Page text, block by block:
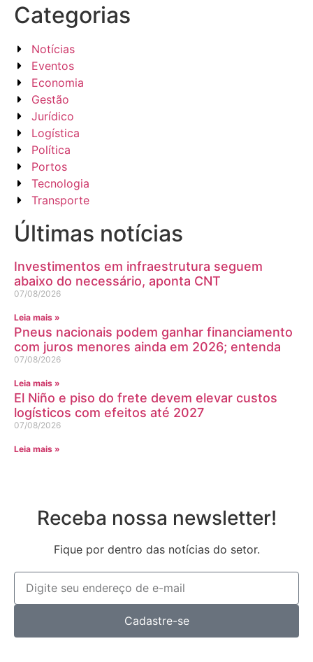
Categorias
Notícias
Eventos
Economia
Gestão
Jurídico
Logística
Política
Portos
Tecnologia
Transporte
Últimas notícias
Investimentos em infraestrutura seguem
abaixo do necessário, aponta CNT
07/08/2026
Leia mais »
Pneus nacionais podem ganhar financiamento
com juros menores ainda em 2026; entenda
07/08/2026
Leia mais »
El Niño e piso do frete devem elevar custos
logísticos com efeitos até 2027
07/08/2026
Leia mais »
Receba nossa newsletter!
Fique por dentro das notícias do setor.
Cadastre-se